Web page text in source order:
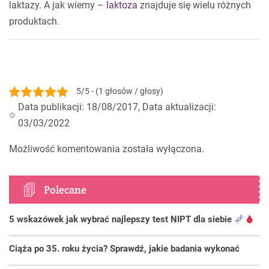
laktazy. A jak wiemy – laktoza znajduje się wielu różnych
produktach.
5/5 - (1 głosów / głosy)
Data publikacji: 18/08/2017, Data aktualizacji:
03/03/2022
Możliwość komentowania została wyłączona.
Polecane
5 wskazówek jak wybrać najlepszy test NIPT dla siebie
Ciąża po 35. roku życia? Sprawdź, jakie badania wykonać